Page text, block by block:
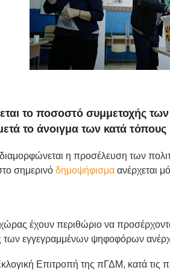
το ποσοστό συμμετοχής
το άνοιγμα των κατά
η προσέλευση των
σημερινό δημοψήφισμα ανέρχεται
χώρας έχουν περιθώριο να
των εγγεγραμμένων ψηφοφόρων
Επιτροπή της πΓΔΜ, κατά τις